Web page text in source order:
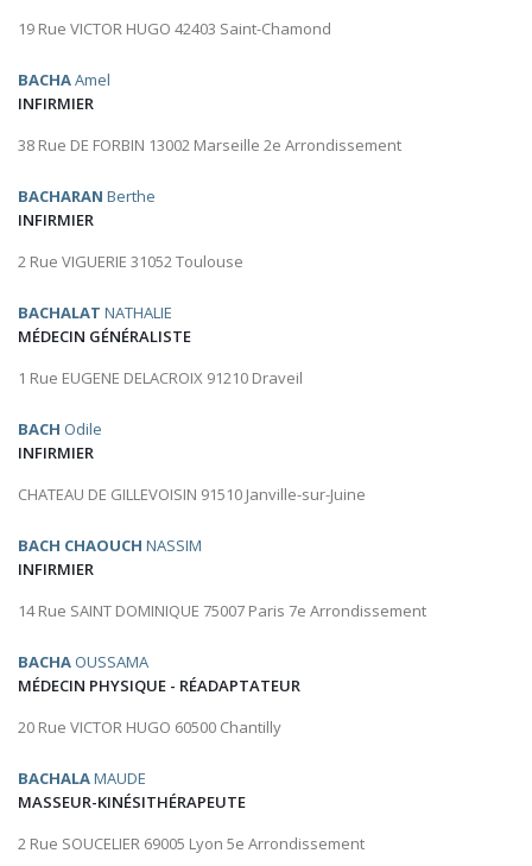
19 Rue VICTOR HUGO 42403 Saint-Chamond
BACHAAmel
INFIRMIER
38 Rue DE FORBIN 13002 Marseille 2e Arrondissement
BACHARAN Berthe
INFIRMIER
2 Rue VIGUERIE 31052 Toulouse
BACHALAT NATHALIE
MÉDECIN GÉNÉRALISTE
1 Rue EUGENE DELACROIX 91210 Draveil
BACH Odile
INFIRMIER
CHATEAU DE GILLEVOISIN 91510 Janville-sur-Juine
BACH CHAOUCH NASSIM
INFIRMIER
14 Rue SAINT DOMINIQUE 75007 Paris 7e Arrondissement
BACHA OUSSAMA
MÉDECIN PHYSIQUE - RÉADAPTATEUR
20 Rue VICTOR HUGO 60500 Chantilly
BACHALAMAUDE
MASSEUR-KINÉSITHÉRAPEUTE
2 Rue SOUCELIER 69005 Lyon 5e Arrondissement